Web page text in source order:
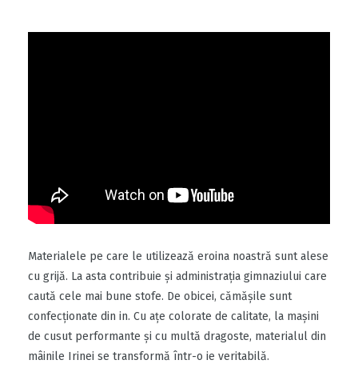
Materialele pe care le utilizează eroina noastră sunt alese
cu grijă. La asta contribuie și administrația gimnaziului care
caută cele mai bune stofe. De obicei, cămășile sunt
confecționate din in. Cu ațe colorate de calitate, la mașini
de cusut performante și cu multă dragoste, materialul din
mâinile Irinei se transformă într-o ie veritabilă.